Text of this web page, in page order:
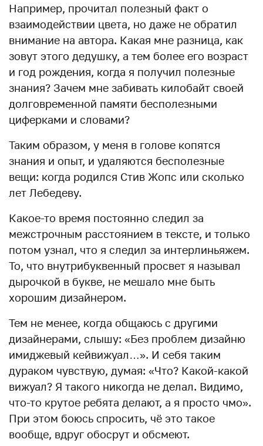
Например, прочитал полезный факт о
взаимодействии цвета, но даже не обратил
внимание на автора. Какая мне разница, как
зовут этого дедушку, а тем более его возраст
и год рождения, когда я получил полезные
знания? Зачем мне забивать килобайт своей
долговременной памяти бесполезными
циферками и словами?
Таким образом, у меня в голове копятся
знания и опыт, и удаляются бесполезные
вещи: когда родился Стив Жопс или сколько
лет Лебедеву.
Какое-то время постоянно следил за
межстрочным расстоянием в тексте, и только
потом узнал, что я следил за интерлиньяжем.
То, что внутрибуквенный просвет я называл
дырочкой в букве, не мешало мне быть
хорошим дизайнером.
Тем не менее, когда общаюсь с другими
дизайнерами, слышу: «Без проблем дизайню
имиджевый кейвижуал…». И себя таким
дураком чувствую, думая: «Что? Какой-какой
вижуал? Я такого никогда не делал. Видимо,
что-то крутое ребята делают, а я просто чмо».
При этом боюсь спросить, чё это такое
вообще, вдруг обосрут и обсмеют.